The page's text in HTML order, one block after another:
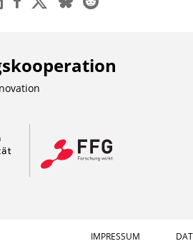
IMPRESSUM